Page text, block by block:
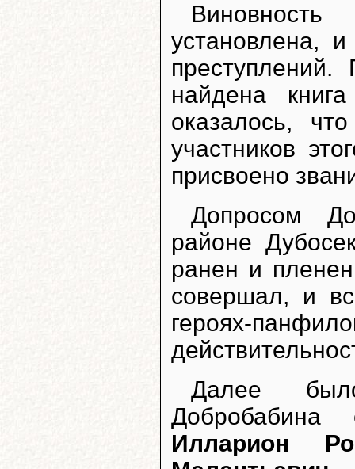
установлена,
найдена
оказалось,
участников
присвоено
Допросом
районе
ранен и
совершал, и
героях-
Далее
Илларион